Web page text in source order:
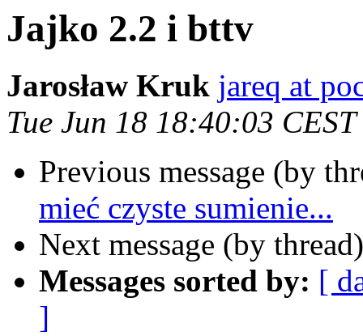
Jajko 2.2 i bttv
Jarosław Kruk jareq at
Tue Jun 18 18:40:03
Previous message (by
mieć czyste sumienie...
Next message (by
Messages sorted by: [
]